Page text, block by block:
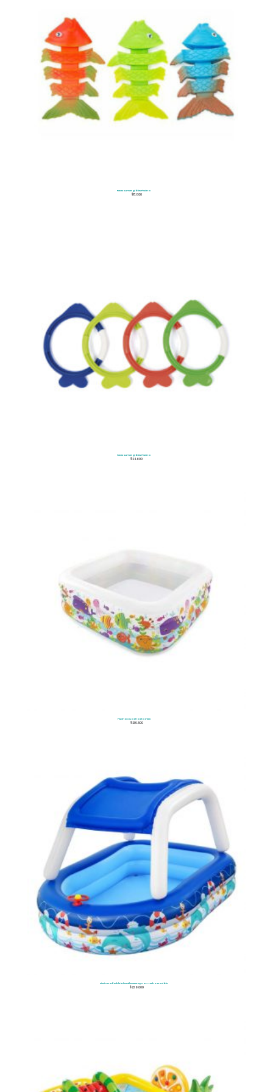
Peces Sumergibles Piscina
$17.800
Peces Sumergibles Piscina
$24.600
Piscina Cuadrada Intex
$219.500
Piscina Inflable infantil Bestway Con Techo Movible
$239.000